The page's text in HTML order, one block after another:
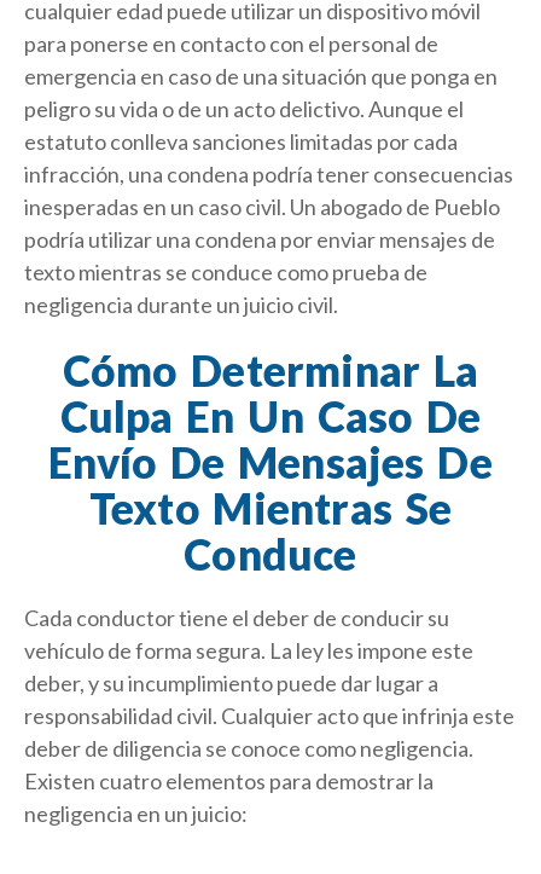
cualquier edad puede utilizar un dispositivo móvil
para ponerse en contacto con el personal de
emergencia en caso de una situación que ponga en
peligro su vida o de un acto delictivo. Aunque el
estatuto conlleva sanciones limitadas por cada
infracción, una condena podría tener consecuencias
inesperadas en un caso civil. Un abogado de Pueblo
podría utilizar una condena por enviar mensajes de
texto mientras se conduce como prueba de
negligencia durante un juicio civil.
Cómo Determinar La
Culpa En Un Caso De
Envío De Mensajes De
Texto Mientras Se
Conduce
Cada conductor tiene el deber de conducir su
vehículo de forma segura. La ley les impone este
deber, y su incumplimiento puede dar lugar a
responsabilidad civil. Cualquier acto que infrinja este
deber de diligencia se conoce como negligencia.
Existen cuatro elementos para demostrar la
negligencia en un juicio: